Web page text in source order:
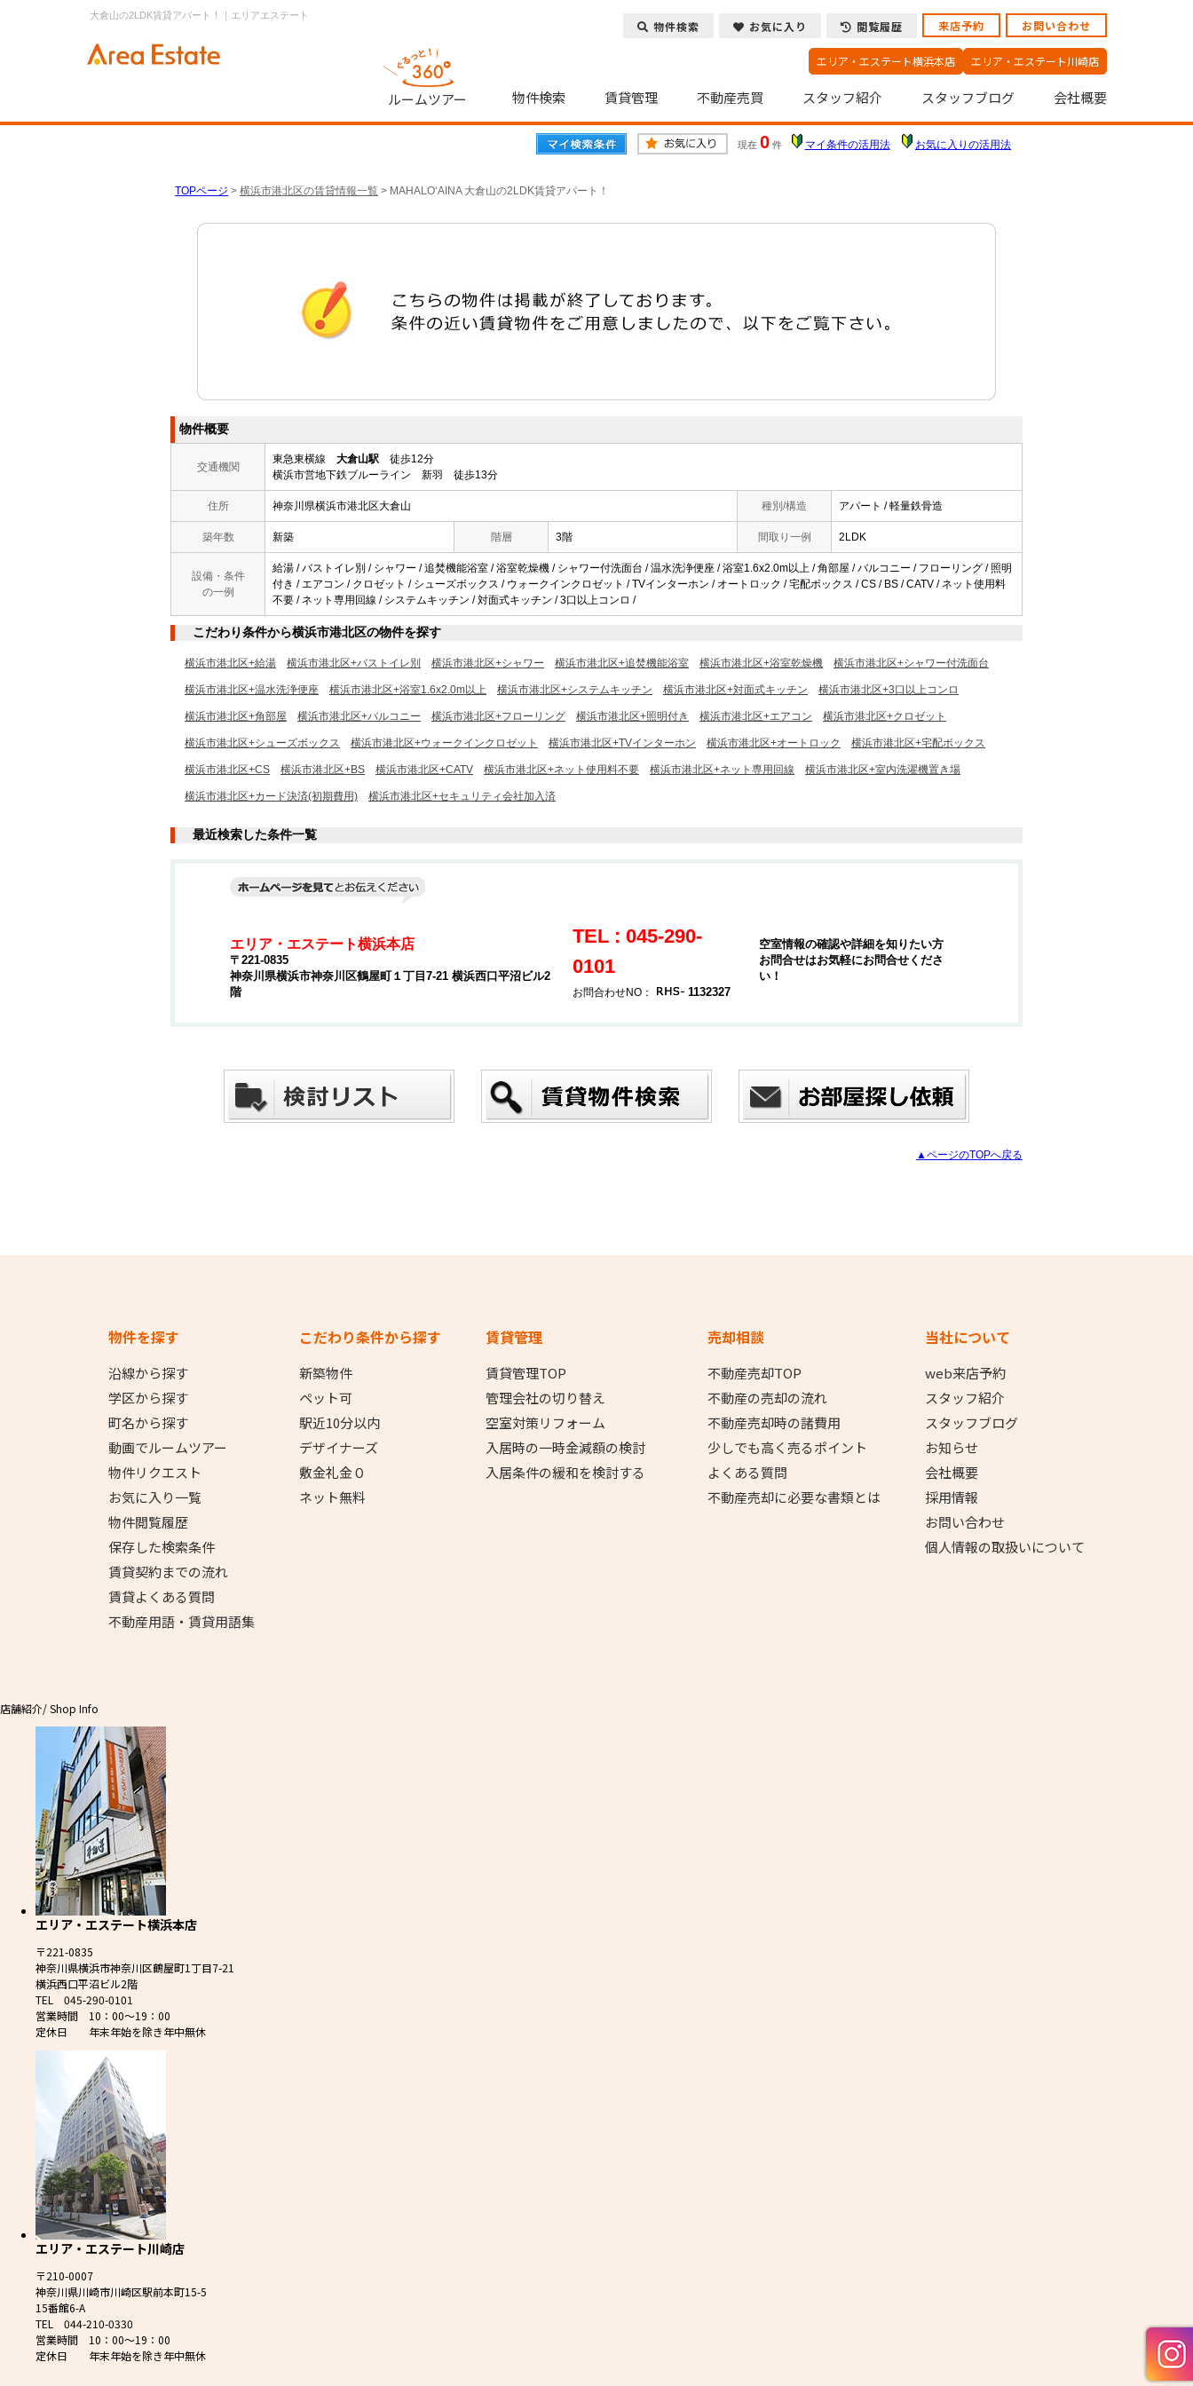
大倉山の2LDK賃貸アパート！｜エリアエステート
物件検索 お気に入り 閲覧履歴 来店予約 お問い合わせ
エリア・エステート横浜本店 エリア・エステート川崎店
ルームツアー 物件検索 賃貸管理 不動産売買 スタッフ紹介 スタッフブログ 会社概要
現在 0 件 マイ条件の活用法 お気に入りの活用法
TOPページ > 横浜市港北区の賃貸情報一覧 > MAHALO‘AINA 大倉山の2LDK賃貸アパート！
物件概要
交通機関
東急東横線 大倉山駅 徒歩12分
横浜市営地下鉄ブルーライン 新羽 徒歩13分
住所 神奈川県横浜市港北区大倉山 種別/構造 アパート / 軽量鉄骨造
築年数 新築 階層 3階 間取り一例 2LDK
設備・条件
の一例
給湯 / バストイレ別 / シャワー / 追焚機能浴室 / 浴室乾燥機 / シャワー付洗面台 / 温水洗浄便座 / 浴室1.6x2.0m以上 / 角部屋 / バルコニー / フローリング / 照明
付き / エアコン / クロゼット / シューズボックス / ウォークインクロゼット / TVインターホン / オートロック / 宅配ボックス / CS / BS / CATV / ネット使用料
不要 / ネット専用回線 / システムキッチン / 対面式キッチン / 3口以上コンロ /
こだわり条件から横浜市港北区の物件を探す
横浜市港北区+給湯 横浜市港北区+バストイレ別 横浜市港北区+シャワー 横浜市港北区+追焚機能浴室 横浜市港北区+浴室乾燥機 横浜市港北区+シャワー付洗面台
横浜市港北区+温水洗浄便座 横浜市港北区+浴室1.6x2.0m以上 横浜市港北区+システムキッチン 横浜市港北区+対面式キッチン 横浜市港北区+3口以上コンロ
横浜市港北区+角部屋 横浜市港北区+バルコニー 横浜市港北区+フローリング 横浜市港北区+照明付き 横浜市港北区+エアコン 横浜市港北区+クロゼット
横浜市港北区+シューズボックス 横浜市港北区+ウォークインクロゼット 横浜市港北区+TVインターホン 横浜市港北区+オートロック 横浜市港北区+宅配ボックス
横浜市港北区+CS 横浜市港北区+BS 横浜市港北区+CATV 横浜市港北区+ネット使用料不要 横浜市港北区+ネット専用回線 横浜市港北区+室内洗濯機置き場
横浜市港北区+カード決済(初期費用) 横浜市港北区+セキュリティ会社加入済
最近検索した条件一覧
エリア・エステート横浜本店
〒221-0835
神奈川県横浜市神奈川区鶴屋町１丁目7-21 横浜西口平沼ビル2
階
TEL : 045-290-
0101
お問合わせNO： 1132327
空室情報の確認や詳細を知りたい方
お問合せはお気軽にお問合せくださ
い！
▲ページのTOPへ戻る
物件を探す
沿線から探す
学区から探す
町名から探す
動画でルームツアー
物件リクエスト
お気に入り一覧
物件閲覧履歴
保存した検索条件
賃貸契約までの流れ
賃貸よくある質問
不動産用語・賃貸用語集
こだわり条件から探す
新築物件
ペット可
駅近10分以内
デザイナーズ
敷金礼金０
ネット無料
賃貸管理
賃貸管理TOP
管理会社の切り替え
空室対策リフォーム
入居時の一時金減額の検討
入居条件の緩和を検討する
売却相談
不動産売却TOP
不動産の売却の流れ
不動産売却時の諸費用
少しでも高く売るポイント
よくある質問
不動産売却に必要な書類とは
当社について
web来店予約
スタッフ紹介
スタッフブログ
お知らせ
会社概要
採用情報
お問い合わせ
個人情報の取扱いについて
店舗紹介/ Shop Info
エリア・エステート横浜本店
〒221-0835
神奈川県横浜市神奈川区鶴屋町1丁目7-21
横浜西口平沼ビル2階
TEL 045-290-0101
営業時間 10：00～19：00
定休日 年末年始を除き年中無休
エリア・エステート川崎店
〒210-0007
神奈川県川崎市川崎区駅前本町15-5
15番館6-A
TEL 044-210-0330
営業時間 10：00～19：00
定休日 年末年始を除き年中無休